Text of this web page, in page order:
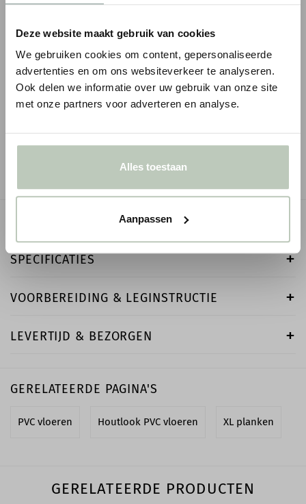
Deze website maakt gebruik van cookies
We gebruiken cookies om content, gepersonaliseerde
advertenties en om ons websiteverkeer te analyseren.
Ook delen we informatie over uw gebruik van onze site
met onze partners voor adverteren en analyse.
Alles toestaan
Aanpassen
€ 9,20 € 7,82p/m1
incl. BTW
- +
ORAC VLOERPLINT
€ 10,20
-
SPECIFICATIES
VOORBEREIDING & LEGINSTRUCTIE
LEVERTIJD & BEZORGEN
GERELATEERDE PAGINA'S
PVC vloeren Houtlook PVC vloeren XL planken
GERELATEERDE PRODUCTEN